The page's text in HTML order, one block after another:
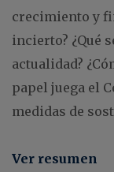
crecimiento y
incierto? ¿Qué
actualidad?
papel juega el
medidas de
Ver resumen